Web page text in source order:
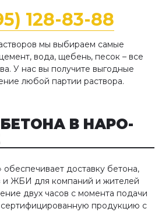
128-83-88
мы выбираем самые
вода, щебень, песок – все
У нас вы получите выгодные
любой партии раствора.
В НАРО-
доставку бетона,
и ЖБИ для компаний и жителей
двух часов с момента подачи
продукцию с